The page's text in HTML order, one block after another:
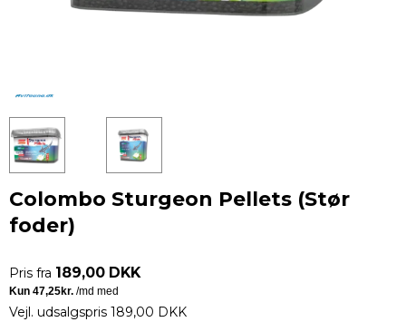
Colombo Sturgeon Pellets (Stør
foder)
Pris fra 189,00 DKK
Vejl. udsalgspris 189,00 DKK